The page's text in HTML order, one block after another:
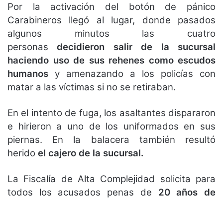
Por la activación del botón de pánico
Carabineros llegó al lugar, donde pasados
algunos minutos las cuatro
personasdecidieron salir de la sucursal
haciendo uso de sus rehenes como escudos
humanos y amenazando a los policías con
matar a las víctimas si no se retiraban.
En el intento de fuga, los asaltantes dispararon
e hirieron a uno de los uniformados en sus
piernas. En la balacera también resultó
herido el cajero de la sucursal.
La Fiscalía de Alta Complejidad solicita para
todos los acusados penas de 20 años de